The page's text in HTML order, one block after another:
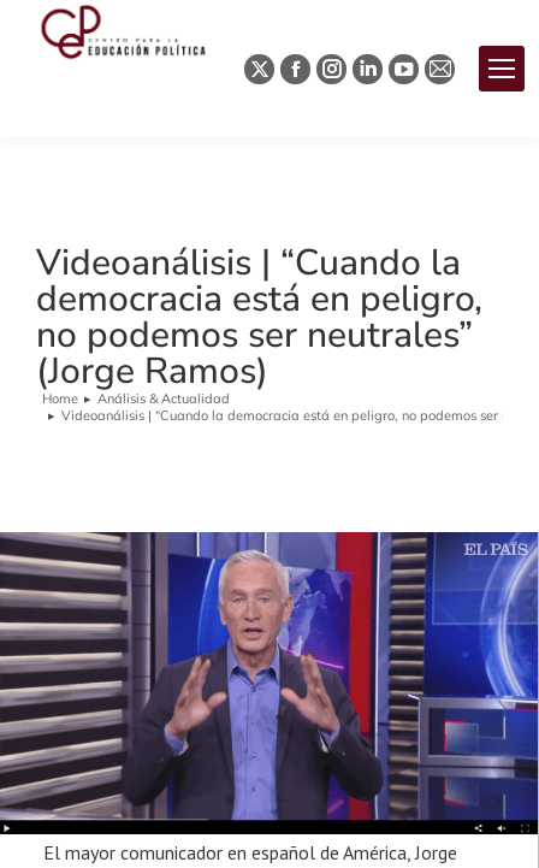
Videoanálisis | “Cuando la
democracia está en peligro,
no podemos ser neutrales”
(Jorge Ramos)
You are here:
Home
Análisis & Actualidad
Videoanálisis | “Cuando la democracia está en peligro, no podemos ser
El mayor comunicador en español de América, Jorge